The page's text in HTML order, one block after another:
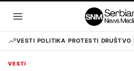
sadržaj
Otvori
meni
VESTI POLITIKA PROTESTI DRUŠTVO
VESTI